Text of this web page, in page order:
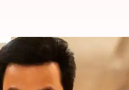
नई चमचमाती